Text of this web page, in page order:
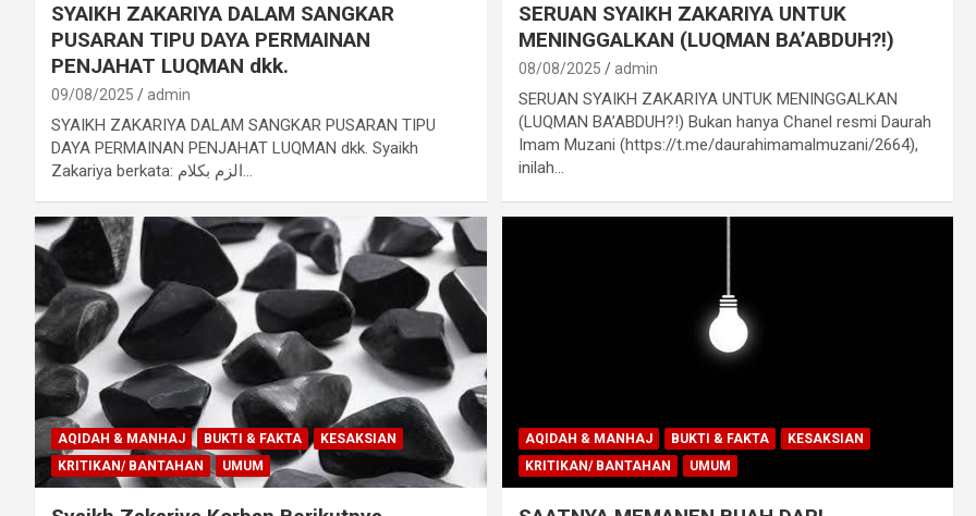
SYAIKH ZAKARIYA DALAM SANGKAR
PUSARAN TIPU DAYA PERMAINAN
PENJAHAT LUQMAN dkk.
09/08/2025 admin
SYAIKH ZAKARIYA DALAM SANGKAR PUSARAN TIPU
DAYA PERMAINAN PENJAHAT LUQMAN dkk. Syaikh
Zakariya berkata: الزم بكلام…
SERUAN SYAIKH ZAKARIYA UNTUK
MENINGGALKAN (LUQMAN BA’ABDUH?!)
08/08/2025 admin
SERUAN SYAIKH ZAKARIYA UNTUK MENINGGALKAN
(LUQMAN BA’ABDUH?!) Bukan hanya Chanel resmi Daurah
Imam Muzani (https://t.me/daurahimamalmuzani/2664),
inilah…
AQIDAH & MANHAJ BUKTI & FAKTA
KESAKSIAN
KRITIKAN/ BANTAHAN
UMUM
AQIDAH & MANHAJ BUKTI & FAKTA
KESAKSIAN
KRITIKAN/ BANTAHAN
UMUM